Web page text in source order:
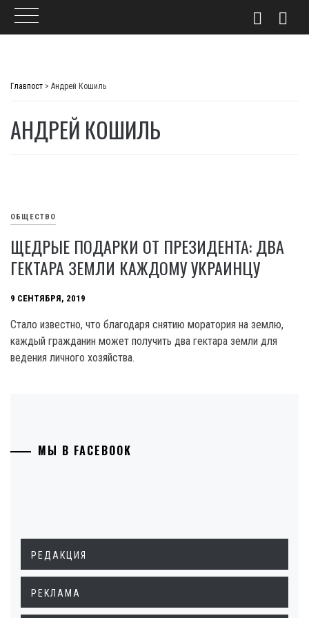
Главпост > Андрей Кошиль
АНДРЕЙ КОШИЛЬ
ОБЩЕСТВО
ЩЕДРЫЕ ПОДАРКИ ОТ ПРЕЗИДЕНТА: ДВА
ГЕКТАРА ЗЕМЛИ КАЖДОМУ УКРАИНЦУ
9 СЕНТЯБРЯ, 2019
Стало известно, что благодаря снятию моратория на землю,
каждый гражданин может получить два гектара земли для
ведения личного хозяйства.
МЫ В FACEBOOK
РЕДАКЦИЯ
РЕКЛАМА